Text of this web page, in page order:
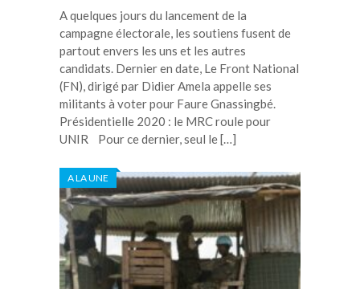
A quelques jours du lancement de la
campagne électorale, les soutiens fusent de
partout envers les uns et les autres
candidats. Dernier en date, Le Front National
(FN), dirigé par Didier Amela appelle ses
militants à voter pour Faure Gnassingbé.
Présidentielle 2020 : le MRC roule pour
UNIR Pour ce dernier, seul le […]
A LA UNE